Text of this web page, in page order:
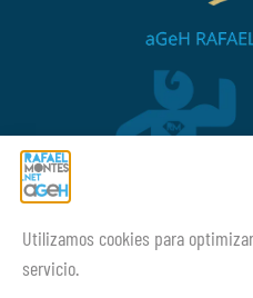
Utilizamos cookies para
servicio.
¡¡Mucho